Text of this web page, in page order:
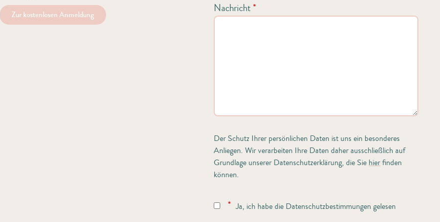
Zur kostenlosen Anmeldung Nachricht*
Der Schutz Ihrer persönlichen Daten ist uns ein besonderes
Anliegen. Wir verarbeiten Ihre Daten daher ausschließlich auf
Grundlage unserer Datenschutzerklärung, die Sie hierfinden
können.
* Ja, ich habe die Datenschutzbestimmungen gelesen